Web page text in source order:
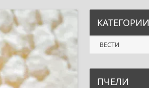
КАТЕГОРИИ
ВЕСТИ
ПЧЕЛИ